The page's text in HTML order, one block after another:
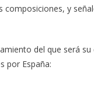
y
del que será
por España: